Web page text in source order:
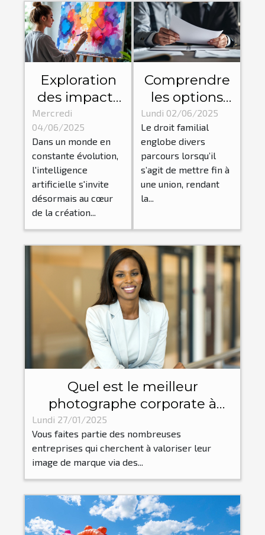
Exploration
des impacts
de l'IA sur les
processus
créatifs
traditionnels
Mercredi
04/06/2025
Dans un monde en
constante évolution,
l'intelligence
artificielle s'invite
désormais au cœur
de la création...
Comprendre
les options
de séparation
et de divorce
en droit
familial
Lundi 02/06/2025
Le droit familial
englobe divers
parcours lorsqu’il
s’agit de mettre fin à
une union, rendant
la...
Quel est le meilleur
photographe corporate à
Grenoble ?
Lundi 27/01/2025
Vous faites partie des nombreuses
entreprises qui cherchent à valoriser leur
image de marque via des...